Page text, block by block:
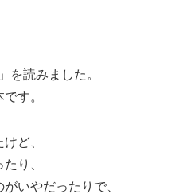
読みました。
す。
ど、
り、
いやだったりで、